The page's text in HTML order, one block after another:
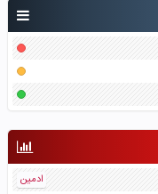
ادمین